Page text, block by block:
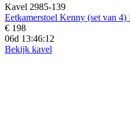
Kavel 2985-139
Eetkamerstoel Kenny (set van
€ 198
06d 13:46:10
Bekijk kavel